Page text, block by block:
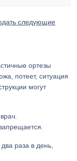
следующие
ортезы
потеет, ситуация
могут
раза в день,